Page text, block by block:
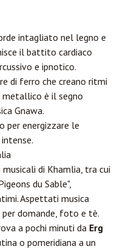
intagliato nel legno e
il battito cardiaco
e ipnotico.
di ferro che creano ritmi
è il segno
Gnawa.
per energizzare le
di Khamlia, tra cui
du Sable",
Aspettati musica
domande, foto e tè.
a pochi minuti da Erg
o pomeridiana a un